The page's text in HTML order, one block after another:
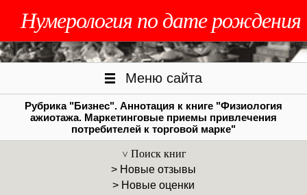
Нумерология по дате рождения
Меню сайта
Рубрика "Бизнес". Аннотация к книге "Физиология
ажиотажа. Маркетинговые приемы привлечения
потребителей к торговой марке"
Поиск книг
> Новые отзывы
> Новые оценки